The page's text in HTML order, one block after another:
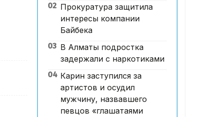
14:52, 06 Тамыз 2026
Қазақстанда 2 млн теңге
жалақы қай саланың
мамандарына ұсынылады?
14:05, 06 Тамыз 2026
Астанада жолаушы мінген
ұшқышсыз әуе таксиі алғаш
рет көкке көтерілді
02 Прокуратура защитила
интересы компании
Байбека
03 В Алматы подростка
задержали с наркотиками
04 Карин заступился за
артистов и осудил
мужчину, назвавшего
певцов «глашатаями